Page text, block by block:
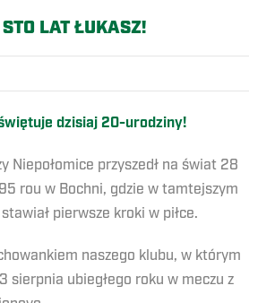
STO LAT ŁUKASZ!
dzisiaj 20-urodziny!
Niepołomice przyszedł na świat 28
rou w Bochni, gdzie w tamtejszym
pierwsze kroki w piłce.
naszego klubu, w którym
sierpnia ubiegłego roku w meczu z